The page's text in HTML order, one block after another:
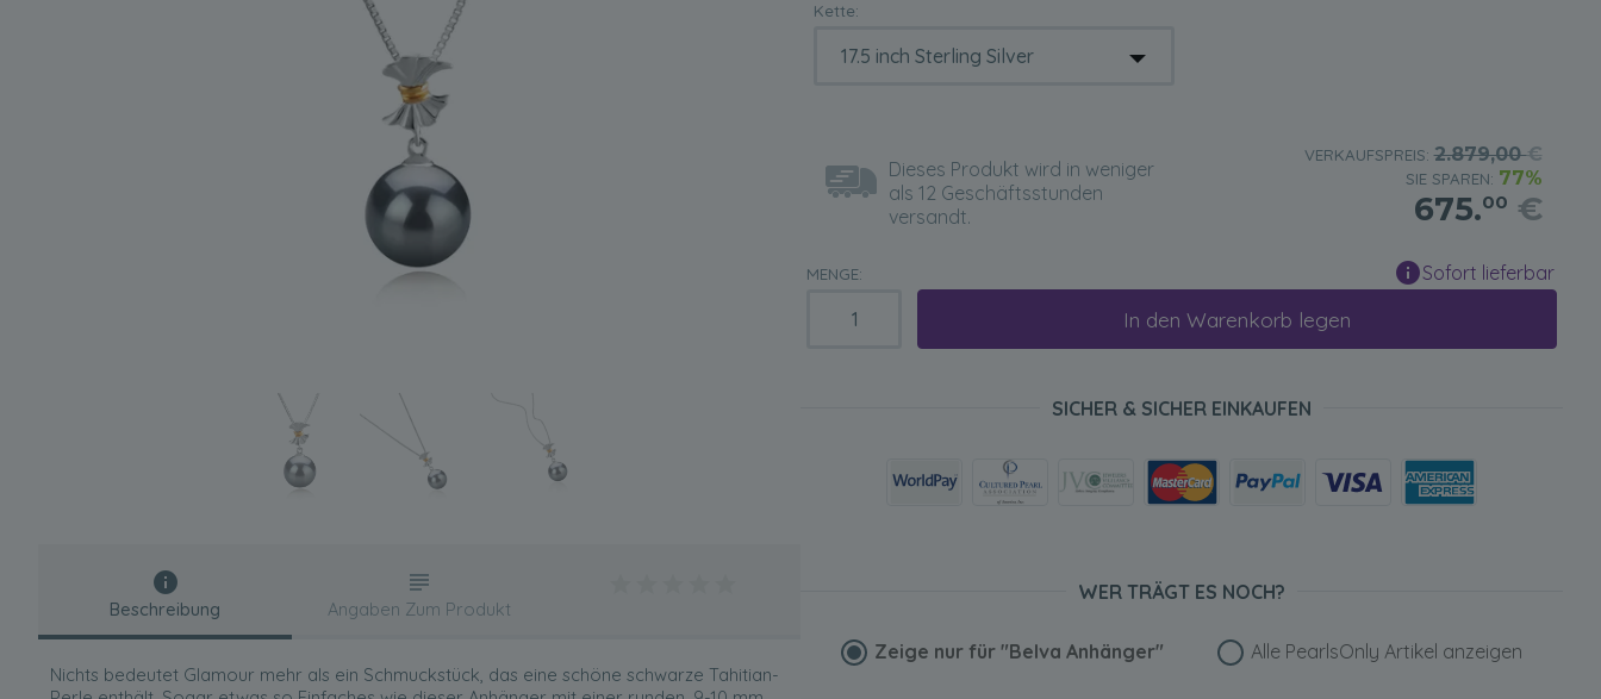
Kette:
Dieses Produkt wird in weniger
als 12 Geschäftsstunden
versandt.
VERKAUFSPREIS:2.879,00€
SIE SPAREN: 77%
675.00 €
MENGE: Sofort lieferbar
In den Warenkorb legen
SICHER & SICHER EINKAUFEN
Beschreibung
Nichts bedeutet Glamour mehr als ein Schmuckstück, das eine schöne schwarze Tahitian-
Angaben Zum Produkt
WER TRÄGT ES NOCH?
Zeige nur für"Belva Anhänger" Alle PearlsOnly Artikel anzeigen